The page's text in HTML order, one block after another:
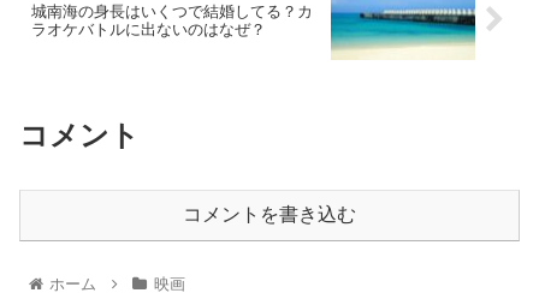
城南海の身長はいくつで結婚してる？カ
ラオケバトルに出ないのはなぜ？
コメント
コメントを書き込む
ホーム 映画